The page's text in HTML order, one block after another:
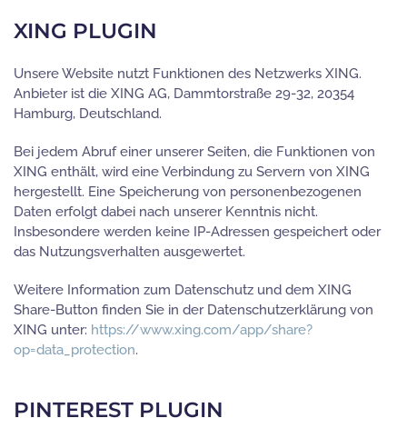
XING PLUGIN
Unsere Website nutzt Funktionen des Netzwerks XING.
Anbieter ist die XING AG, Dammtorstraße 29-32, 20354
Hamburg, Deutschland.
Bei jedem Abruf einer unserer Seiten, die Funktionen von
XING enthält, wird eine Verbindung zu Servern von XING
hergestellt. Eine Speicherung von personenbezogenen
Daten erfolgt dabei nach unserer Kenntnis nicht.
Insbesondere werden keine IP-Adressen gespeichert oder
das Nutzungsverhalten ausgewertet.
Weitere Information zum Datenschutz und dem XING
Share-Button finden Sie in der Datenschutzerklärung von
XING unter: https://www.xing.com/app/share?
op=data_protection.
PINTEREST PLUGIN